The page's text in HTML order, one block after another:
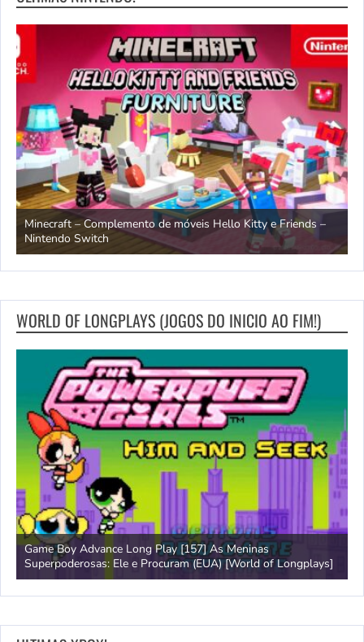
Minecraft – Complemento de móveis Hello Kitty e Friends –
Nintendo Switch
WORLD OF LONGPLAYS (JOGOS DO INICIO AO FIM!)
Game Boy Advance Long Play [157] As Meninas
Superpoderosas: Ele e Procuram (EUA) [World of Longplays]